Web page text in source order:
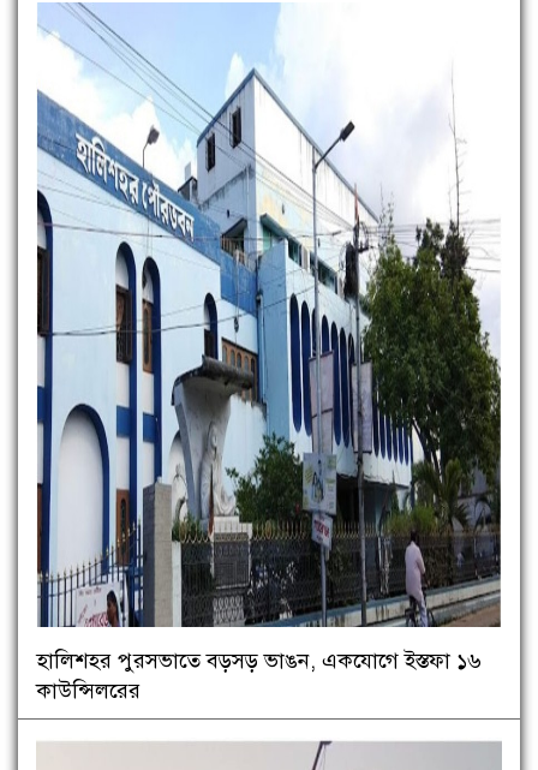
হালিশহর পুরসভাতে বড়সড় ভাঙন, একযোগে ইস্তফা ১৬
কাউন্সিলরের